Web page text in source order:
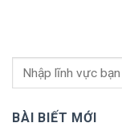
BÀI BIẾT MỚI